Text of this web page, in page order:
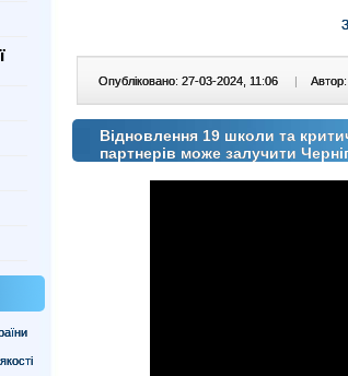
Опубліковано: 27-03-2024, 11:06 | Автор:
Відновлення 19 школи та
партнерів може залучити